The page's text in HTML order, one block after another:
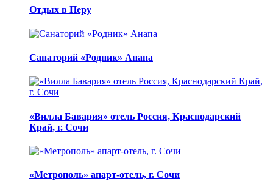
Отдых в Перу
Санаторий «Родник» Анапа
«Вилла Бавария» отель Россия, Краснодарский
Край, г. Сочи
«Метрополь» апарт-отель, г. Сочи